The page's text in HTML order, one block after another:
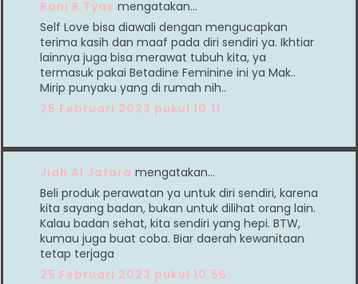
Rani R Tyas mengatakan…
Self Love bisa diawali dengan mengucapkan
terima kasih dan maaf pada diri sendiri ya. Ikhtiar
lainnya juga bisa merawat tubuh kita, ya
termasuk pakai Betadine Feminine ini ya Mak..
Mirip punyaku yang di rumah nih..
25 Februari 2023 pukul 10.11
Jiah Al Jafara mengatakan…
Beli produk perawatan ya untuk diri sendiri, karena
kita sayang badan, bukan untuk dilihat orang lain.
Kalau badan sehat, kita sendiri yang hepi. BTW,
kumau juga buat coba. Biar daerah kewanitaan
tetap terjaga
25 Februari 2023 pukul 10.56